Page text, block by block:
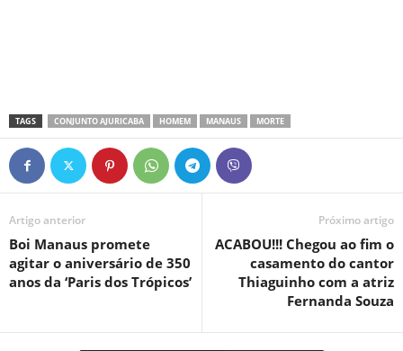
TAGS CONJUNTO AJURICABA HOMEM MANAUS MORTE
Artigo anterior
Boi Manaus promete
agitar o aniversário de 350
anos da ‘Paris dos Trópicos’
Próximo artigo
ACABOU!!! Chegou ao fim o
casamento do cantor
Thiaguinho com a atriz
Fernanda Souza